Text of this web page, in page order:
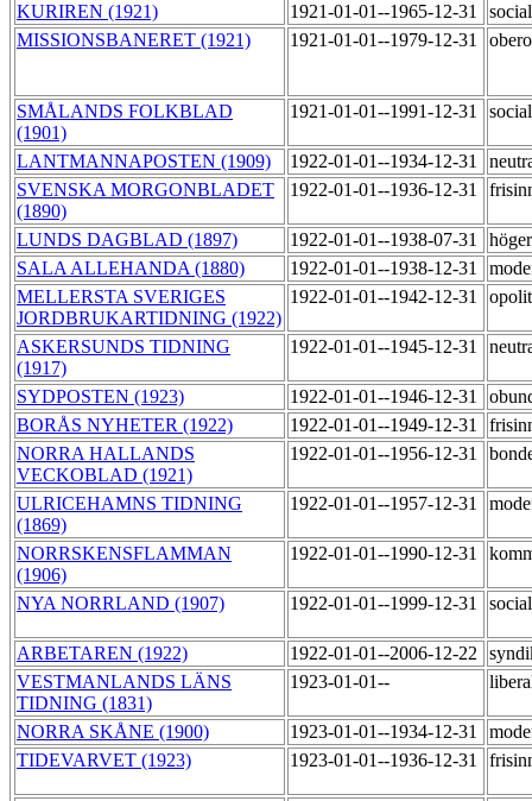
KURIREN (1921)
1921-01-01--1965-12-31
MISSIONSBANERET (1921)
1921-01-01--1979-12-31
SMÅLANDS FOLKBLAD
(1901)
1921-01-01--1991-12-31
LANTMANNAPOSTEN (1909) 1922-01-01--1934-12-31
SVENSKA MORGONBLADET
(1890)
1922-01-01--1936-12-31
LUNDS DAGBLAD (1897) 1922-01-01--1938-07-31
SALA ALLEHANDA (1880)
1922-01-01--1938-12-31
MELLERSTA SVERIGES
JORDBRUKARTIDNING (1922)
1922-01-01--1942-12-31
ASKERSUNDS TIDNING
(1917)
1922-01-01--1945-12-31
SYDPOSTEN (1923) 1922-01-01--1946-12-31
BORÅS NYHETER (1922)
1922-01-01--1949-12-31
NORRA HALLANDS
VECKOBLAD (1921)
1922-01-01--1956-12-31
ULRICEHAMNS TIDNING
(1869)
1922-01-01--1957-12-31
NORRSKENSFLAMMAN
(1906)
1922-01-01--1990-12-31
NYA NORRLAND (1907) 1922-01-01--1999-12-31
ARBETAREN (1922) 1922-01-01--2006-12-22
VESTMANLANDS LÄNS
TIDNING (1831)
1923-01-01--
NORRA SKÅNE (1900) 1923-01-01--1934-12-31
TIDEVARVET (1923)
1923-01-01--1936-12-31